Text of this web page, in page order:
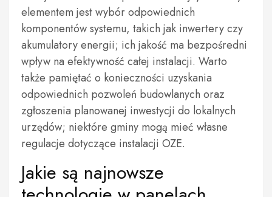
elementem jest wybór odpowiednich
komponentów systemu, takich jak inwertery czy
akumulatory energii; ich jakość ma bezpośredni
wpływ na efektywność całej instalacji. Warto
także pamiętać o konieczności uzyskania
odpowiednich pozwoleń budowlanych oraz
zgłoszenia planowanej inwestycji do lokalnych
urzędów; niektóre gminy mogą mieć własne
regulacje dotyczące instalacji OZE.
Jakie są najnowsze